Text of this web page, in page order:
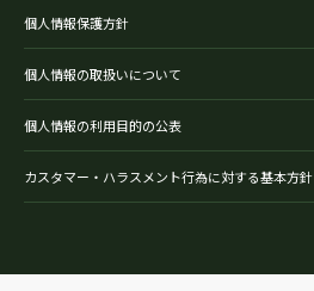
個人情報保護方針
個人情報の取扱いについて
個人情報の利用目的の公表
カスタマー・ハラスメント行為に対する基本方針